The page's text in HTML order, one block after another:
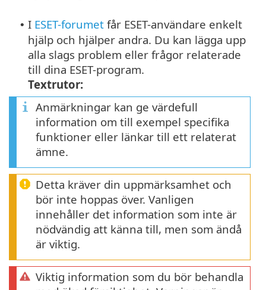
• I ESET-forumet får ESET-användare enkelt
hjälp och hjälper andra. Du kan lägga upp
alla slags problem eller frågor relaterade
till dina ESET-program.
Textrutor:
Anmärkningar kan ge värdefull
information om till exempel specifika
funktioner eller länkar till ett relaterat
ämne.
Detta kräver din uppmärksamhet och
bör inte hoppas över. Vanligen
innehåller det information som inte är
nödvändig att känna till, men som ändå
är viktig.
Viktig information som du bör behandla